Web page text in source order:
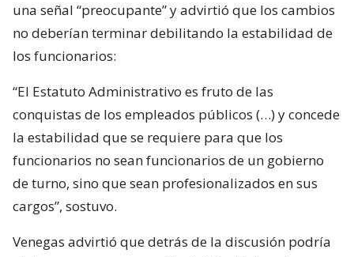
una señal “preocupante” y advirtió que los cambios
no deberían terminar debilitando la estabilidad de
los funcionarios:
“El Estatuto Administrativo es fruto de las
conquistas de los empleados públicos (…) y concede
la estabilidad que se requiere para que los
funcionarios no sean funcionarios de un gobierno
de turno, sino que sean profesionalizados en sus
cargos”, sostuvo.
Venegas advirtió que detrás de la discusión podría